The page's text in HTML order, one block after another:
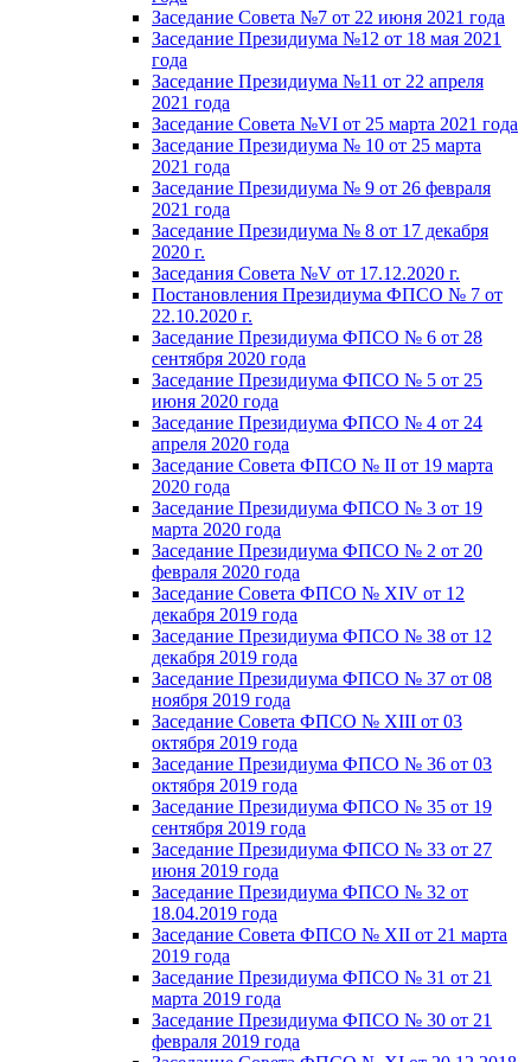
Заседание Совета №7 от 22 июня 2021 года
Заседание Президиума №12 от 18 мая 2021
года
Заседание Президиума №11 от 22 апреля
2021 года
Заседание Совета №VI от 25 марта 2021 года
Заседание Президиума № 10 от 25 марта
2021 года
Заседание Президиума № 9 от 26 февраля
2021 года
Заседание Президиума № 8 от 17 декабря
2020 г.
Заседания Совета №V от 17.12.2020 г.
Постановления Президиума ФПСО № 7 от
22.10.2020 г.
Заседание Президиума ФПСО № 6 от 28
сентября 2020 года
Заседание Президиума ФПСО № 5 от 25
июня 2020 года
Заседание Президиума ФПСО № 4 от 24
апреля 2020 года
Заседание Совета ФПСО № II от 19 марта
2020 года
Заседание Президиума ФПСО № 3 от 19
марта 2020 года
Заседание Президиума ФПСО № 2 от 20
февраля 2020 года
Заседание Совета ФПСО № XIV от 12
декабря 2019 года
Заседание Президиума ФПСО № 38 от 12
декабря 2019 года
Заседание Президиума ФПСО № 37 от 08
ноября 2019 года
Заседание Совета ФПСО № XIII от 03
октября 2019 года
Заседание Президиума ФПСО № 36 от 03
октября 2019 года
Заседание Президиума ФПСО № 35 от 19
сентября 2019 года
Заседание Президиума ФПСО № 33 от 27
июня 2019 года
Заседание Президиума ФПСО № 32 от
18.04.2019 года
Заседание Совета ФПСО № XII от 21 марта
2019 года
Заседание Президиума ФПСО № 31 от 21
марта 2019 года
Заседание Президиума ФПСО № 30 от 21
февраля 2019 года